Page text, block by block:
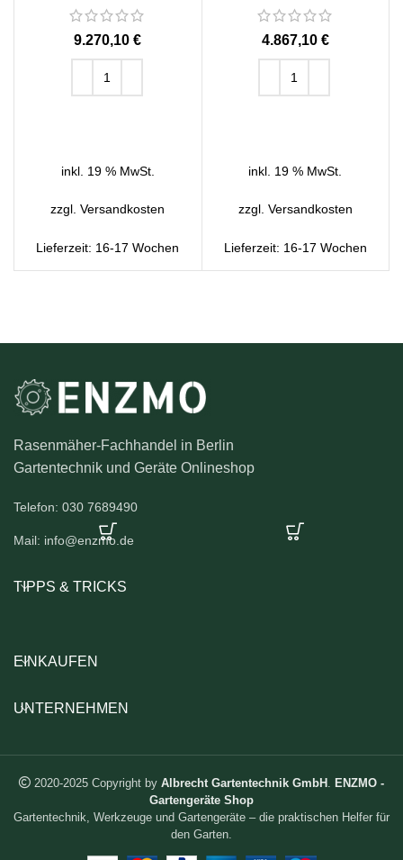
€
inkl. 19 % MwSt.
zzgl.Versandkosten
Lieferzeit: 16-17 Wochen
€
inkl. 19 % MwSt.
zzgl. Versandkosten
Lieferzeit: 16-17 Wochen
Rasenmäher-Fachhandel in Berlin
Gartentechnik und Geräte Onlineshop
Telefon: 030 7689490
Mail: info@enzmo.de
TIPPS & TRICKS
EINKAUFEN
UNTERNEHMEN
2020-2025 Copyright by Albrecht Gartentechnik GmbH ENZMO -
Gartengeräte Shop
Gartentechnik, Werkzeuge und Gartengeräte – die praktischen Helfer für
den Garten.